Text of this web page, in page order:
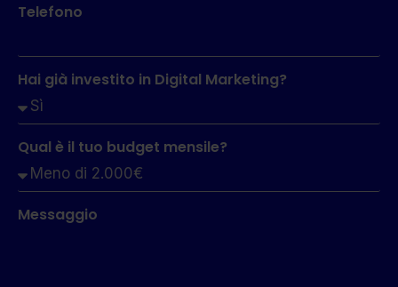
Telefono
Hai già investito in Digital Marketing?
Qual è il tuo budget mensile?
Messaggio